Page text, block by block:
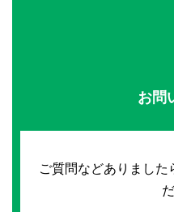
お問
ご質問などありました